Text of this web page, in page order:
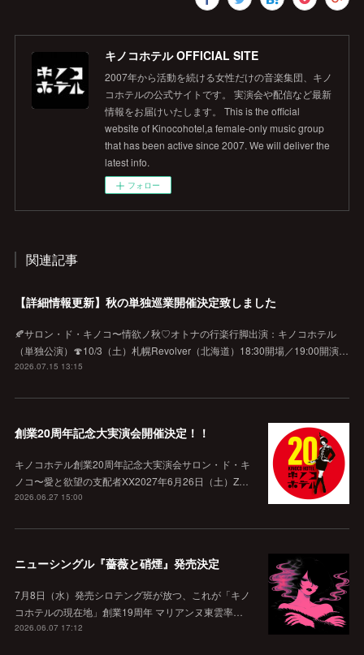
キノコホテル OFFICIAL SITE
2007年から活動を続ける女性だけの音楽集団、キノ
コホテルの公式サイトです。 実演会や配信など最新
情報をお届けいたします。 This is the official
website of Kinocohotel,a female-only music group
that has been active since 2007. We will deliver the
latest info.
フォロー
関連記事
【詳細情報更新】秋の単独巡業開催決定致しました
🍂サロン・ド・キノコ〜情欲ノ秋♡オトナの行楽行脚出演：キノコホテル
（単独公演）🍄10/3（土）札幌Revolver（北海道）18:30開場／19:00開演…
2026.07.15 13:15
創業20周年記念大実演会開催決定！！
キノコホテル創業20周年記念大実演会サロン・ド・キ
ノコ〜愛と欲望の支配者XX2027年6月26日（土）Z…
2026.06.27 15:00
ニューシングル『薔薇と硝煙』発売決定
7月8日（水）発売シロテング班が放つ、これが「キノ
コホテルの現在地」創業19周年 マリアンヌ東雲率…
2026.06.07 17:12